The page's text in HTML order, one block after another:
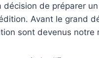
de préparer
Avant le
sont devenus notre